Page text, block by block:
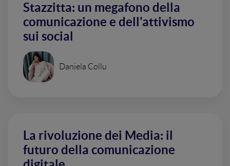
Stazzitta: un megafono della
comunicazione e dell'attivismo
sui social
Daniela Collu
La rivoluzione dei Media: il
futuro della comunicazione